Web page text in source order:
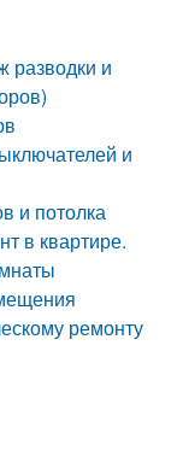
разводки и
и
и потолка
в квартире.
ремонту